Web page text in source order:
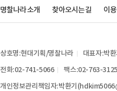
명찰나라 소개 찾아오시는 길 이
상호명:현대기획/명찰나라 대표자:박환
전화:02-741-5066
팩스:02-763-3125
개인정보관리책임자:박환기